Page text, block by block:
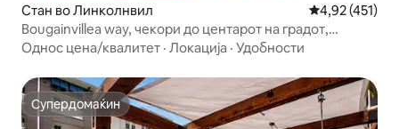
Стан во Линколнвил Просечна
4,92 (451)
Bougainvillea way, чекори до центарот на градот,
романтичен.
Однос цена/квалитет · Локација · Удобности
Супердомаќин
Супердомаќин